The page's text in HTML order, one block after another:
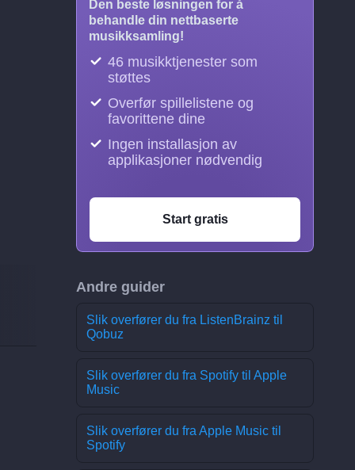
Den beste løsningen for å
behandle din nettbaserte
musikksamling!
46 musikktjenester som
støttes
Overfør spillelistene og
favorittene dine
Ingen installasjon av
applikasjoner nødvendig
Start gratis
Andre guider
Slik overfører du fra ListenBrainz til
Qobuz
Slik overfører du fra Spotify til Apple
Music
Slik overfører du fra Apple Music til
Spotify